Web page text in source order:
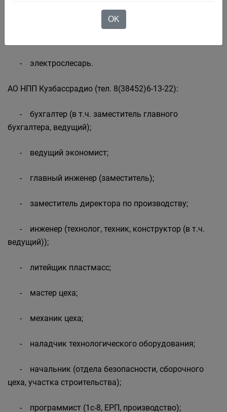
- электрослесарь.
АО НПП Кузбассрадио (тел. 8(38452)6-13-22):
- бухгалтер (в т.ч. заместитель главного
бухгалтера, ведущий);
- ведущий экономист;
- главный инженер (заместитель);
- заместитель директора по производству;
- инженер (технолог, техник, конструктор (в т.ч.
ведущий));
- литейщик пластмасс;
- мастер цеха;
- механик цеха;
- наладчик технологического оборудования;
- начальник (отдела безопасности, сборочного
цеха, участка строительства);
- программист (1с-8, ЕРП, производство);
OK